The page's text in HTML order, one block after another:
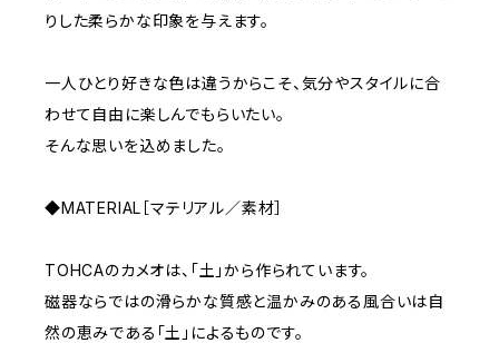
りした柔らかな印象を与えます。
一人ひとり好きな色は違うからこそ、気分やスタイルに合
わせて自由に楽しんでもらいたい。
そんな思いを込めました。
◆MATERIAL［マテリアル／素材］
TOHCAのカメオは、「土」から作られています。
磁器ならではの滑らかな質感と温かみのある風合いは自
然の恵みである「土」によるものです。